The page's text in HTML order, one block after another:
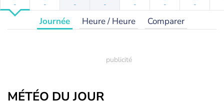
- - - - - - -
Journée Heure / Heure Comparer
MÉTÉO DU JOUR